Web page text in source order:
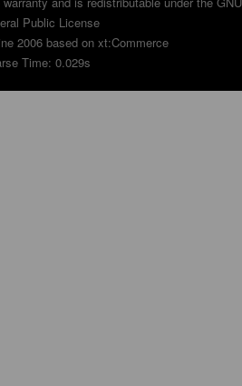
Public License
2006 based on xt:Commerce
Time: 0.029s